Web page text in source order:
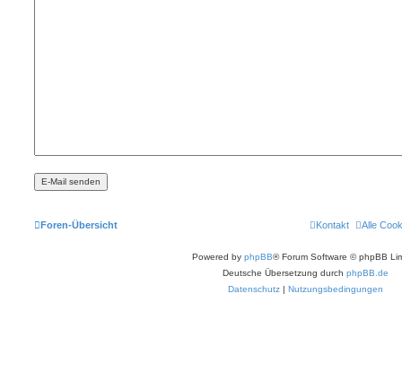
Foren-Übersicht Alle
Kontakt
Powered by phpBB® Forum Software © phpBB
Deutsche Übersetzung durch phpBB.de
Datenschutz | Nutzungsbedingungen